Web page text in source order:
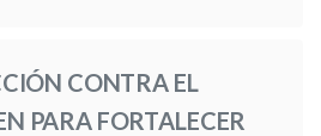
CONTRA EL
PARA FORTALECER